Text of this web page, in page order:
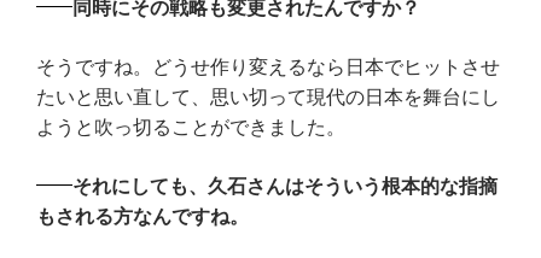
同時にその戦略も変更されたんですか？
そうですね。どうせ作り変えるなら日本でヒットさせ
たいと思い直して、思い切って現代の日本を舞台にし
ようと吹っ切ることができました。
それにしても、久石さんはそういう根本的な指摘
もされる方なんですね。